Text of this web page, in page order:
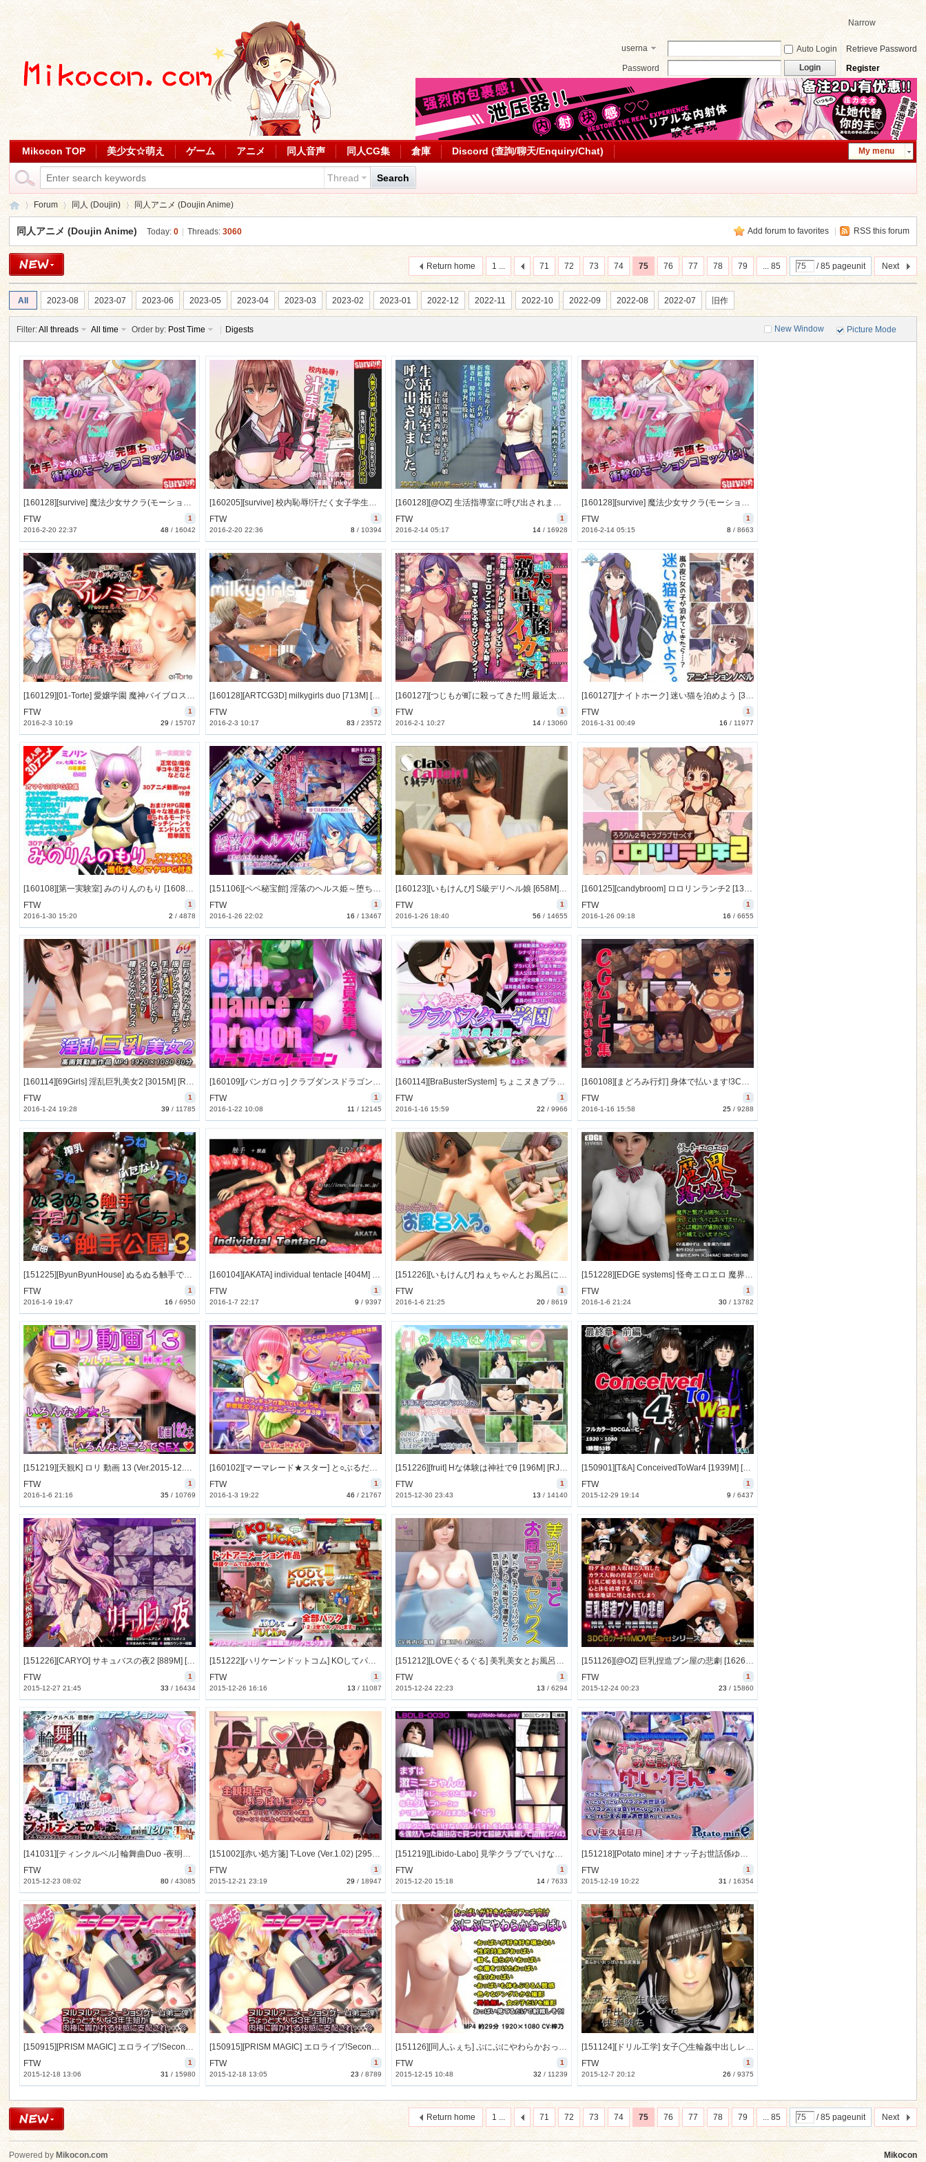
Narrow
userna
Auto Login
Retrieve Password
Password
Login Register
My menu
Mikocon TOP 美少女☆萌え ゲーム アニメ 同人音声 同人CG集 倉庫 Discord (查詢/聊天/Enquiry/Chat)
Thread Search
»
Forum 同人 (Doujin)
›
同人アニメ (Doujin Anime)
Add forum to favorites RSS this forum
同人アニメ (Doujin Anime) Today:0 Threads:3060
1 ... 71 72 73 74 75 76 77 78 79 ... 85 / 85 pageunit Next
Return home
All 2023-08 2023-07 2023-06 2023-05 2023-04 2023-03 2023-02 2023-01 2022-12 2022-11 2022-10 2022-09 2022-08 2022-07 旧作
New Window
Filter:All threads All time Order by: Post Time Digests Picture Mode
[160128][survive] 魔法少女サクラ(モーションコミック版) [410M] [RJ170989]
1
FTW
48 / 16042
2016-2-20 22:37
[160205][survive] 校内恥辱!汗だく女子学生汁まみレ〇プ(モーションコミック版) [214M] [RJ171249]
1
FTW
8 / 10394
2016-2-20 22:36
[160128][@OZ] 生活指導室に呼び出されました。 [1285M]
1
FTW
14 / 16928
2016-2-14 05:17
[160128][survive] 魔法少女サクラ(モーションコミック版) [410M]
1
FTW
8 /8663
2016-2-14 05:15
[160129][01-Torte] 愛嬢学園 魔神バイブロス5 マルノミコス -神の孕ませ悪魔の右手- ～極☆動!NEX～ [927M] [RJ169351]
1
FTW
29 / 15707
2016-2-3 10:19
[160128][ARTCG3D] milkygirls duo [713M] [RJ171087]
1
FTW
83 /23572
2016-2-3 10:17
[160127][つじもが町に殺ってきた!!!] 最近太ってきた東條さんを電マで激しくイカせてみた [945M] [RJ170187]
1
FTW
14 / 13060
2016-2-1 10:27
[160127][ナイトホーク] 迷い猫を泊めよう [395M] [RJ171019]
1
FTW
16 / 11977
2016-1-31 00:49
[160108][第一実験室] みのりんのもり [1608M] [RJ168614]
1
FTW
2 /4878
2016-1-30 15:20
[151106][ペペ秘宝館] 淫落のヘルス姫～堕ちぶれたりもしたけど、ソニ姫は明るくエッチしちゃいます～ [605M] [RJ165718]
1
FTW
16 / 13467
2016-1-26 22:02
[160123][いもけんぴ] S級デリヘル娘 [658M] [RJ170740]
1
FTW
56 / 14655
2016-1-26 18:40
[160125][candybroom] ロロリンランチ2 [13M] [RJ170817]
1
FTW
16 /6655
2016-1-26 09:18
[160114][69Girls] 淫乱巨乳美女2 [3015M] [RJ170208]
1
FTW
39 / 11785
2016-1-24 19:28
[160109][バンガロゥ] クラブダンスドラゴン (Ver.1.01) [4103M] [RJ168339]
1
FTW
11 / 12145
2016-1-22 10:08
[160114][BraBusterSystem] ちょこヌきブラバスター学園～猫耳委員長編～ [123M] [RJ170196]
1
FTW
22 /9966
2016-1-16 15:59
[160108][まどろみ行灯] 身体で払います!3CGムービー集 [146M] [RJ169486]
1
FTW
25 /9288
2016-1-16 15:58
[151225][ByunByunHouse] ぬるぬる触手で子宮がぐちょぐちょ 触手公園3 [247M] [RJ168330]
1
FTW
16 /6950
2016-1-9 19:47
[160104][AKATA] individual tentacle [404M] [RJ168836]
1
FTW
9 /9397
2016-1-7 22:17
[151226][いもけんぴ] ねぇちゃんとお風呂にはいろ。 [426M] [RJ168499]
1
FTW
20 /8619
2016-1-6 21:25
[151228][EDGE systems] 怪奇エロエロ 魔界路地裏 [1165M] [RJ168221]
1
FTW
30 / 13782
2016-1-6 21:24
[151219][天観K] ロリ 動画 13 (Ver.2015-12.26) [889M] [RJ167710]
1
FTW
35 / 10769
2016-1-6 21:16
[160102][マーマレード★スター] と○ぶるだいあり～・ぴーち ムービー版 [2705M] [d_089633]
1
FTW
46 /21767
2016-1-3 19:22
[151226][fruit] Hな体験は神社でθ [196M] [RJ167911]
1
FTW
13 / 14140
2015-12-30 23:43
[150901][T&A] ConceivedToWar4 [1939M] [RJ162109]
1
FTW
9 /6437
2015-12-29 19:14
[151226][CARYO] サキュバスの夜2 [889M] [RJ167915]
1
FTW
33 / 16434
2015-12-27 21:45
[151222][ハリケーンドットコム] KOしてパックする～ KOしてFUCKする 1・2・3 シリーズ全部をパックしました ～ [665M] [RJ167927]
1
FTW
13 / 11087
2015-12-26 16:16
[151212][LOVEぐるぐる] 美乳美女とお風呂でSEX [1049M] [RJ167714]
1
FTW
13 /6294
2015-12-24 22:23
[151126][@OZ] 巨乳捏造ブン屋の悲劇 [1626M] [RJ166143]
1
FTW
23 / 15860
2015-12-24 00:23
[141031][ティンクルベル] 輪舞曲Duo -夜明けのフォルテシモ- ぷにゅぷりff (Ver.1.06) [10172M] [RJ143025]
1
FTW
80 /43085
2015-12-23 08:02
[151002][赤い処方箋] T-Love (Ver.1.02) [2957M] [RJ163317]
1
FTW
29 / 18947
2015-12-21 23:19
[151219][Libido-Labo] 見学クラブでいけないアルバイトをしている激ミニちゃんを偶然入った風俗店で見つけて超絶大興奮して盗撮(4分の2) [144M] [RJ168050]
1
FTW
14 /7633
2015-12-20 15:18
[151218][Potato mine] オナッ子お世話係ゆいたん [1055M] [RJ167180]
1
FTW
31 / 16354
2015-12-19 10:22
[150915][PRISM MAGIC] エロライブ!SecondLive! [612M] [RJ162432]
1
FTW
31 / 15980
2015-12-18 13:06
[150915][PRISM MAGIC] エロライブ!SecondLive! [612M] [RJ162432]
1
FTW
23 /8789
2015-12-18 13:05
[151126][同人ふぇち] ぷにぷにやわらかおっぱい [2968M] [RJ166847]
1
FTW
32 / 11239
2015-12-15 10:48
[151124][ドリル工学] 女子◯生輪姦中出しレイプで快楽堕ち! [1107M] [RJ166246]
1
FTW
26 /9375
2015-12-7 20:12
1 ... 71 72 73 74 75 76 77 78 79 ... 85 / 85 pageunit Next
Return home
Mikocon
Powered by Mikocon.com